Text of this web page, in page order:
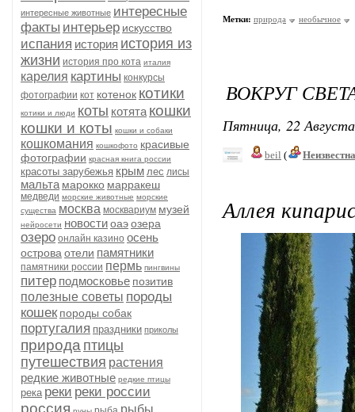
интересные животные интересные
факты интерьер искусство
испания история история из
жизни история про кота италия
карелия картины конкурсы
фотографии кот котенок котики
котики и люди коты котята кошки
кошки и коты кошки и собаки
кошкомания кошкофото красивые
фотографии красная книга россии
красоты зарубежья крым лес лисы
мальта марокко марракеш
медведи морские животные морские
существа москва москвариум музей
нейросети новостиоаэозера
озеро онлайн казино осень
острова отели памятники
памятники россии пермь пингвины
питер подмосковье позитив
полезные советы породы
кошек породы собак
португалия праздники приколы
природа птицы
путешествия растения
редкие животные редкие птицы
река реки реки россии
россия рыбы
Метки: природа необычное
ВОКРУГ
Пятница, 22
beil (
Аллея